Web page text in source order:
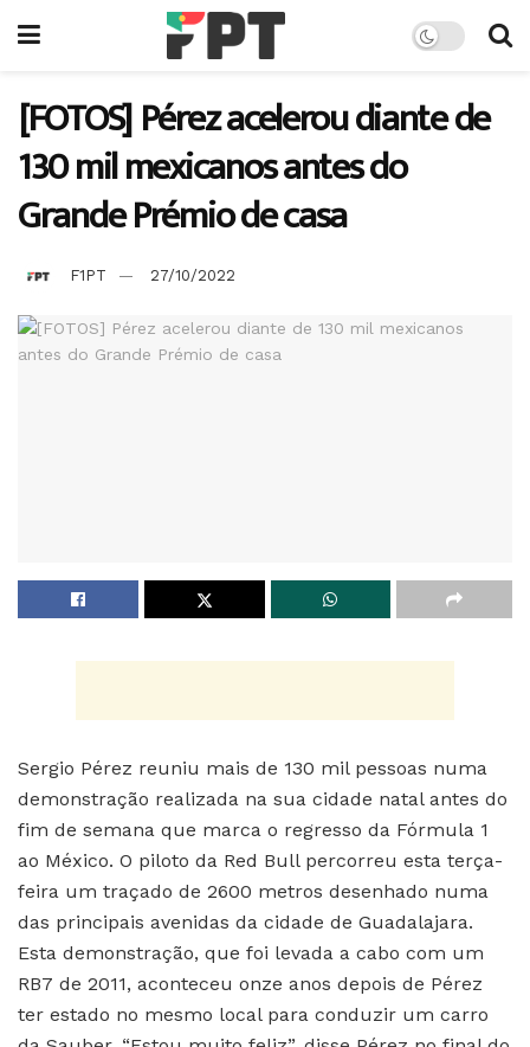
[FOTOS] Pérez acelerou diante de
130 mil mexicanos antes do
Grande Prémio de casa
F1PT 27/10/2022
Sergio Pérez reuniu mais de 130 mil pessoas numa
demonstração realizada na sua cidade natal antes do
fim de semana que marca o regresso da Fórmula 1
ao México. O piloto da Red Bull percorreu esta terça-
feira um traçado de 2600 metros desenhado numa
das principais avenidas da cidade de Guadalajara.
Esta demonstração, que foi levada a cabo com um
RB7 de 2011, aconteceu onze anos depois de Pérez
ter estado no mesmo local para conduzir um carro